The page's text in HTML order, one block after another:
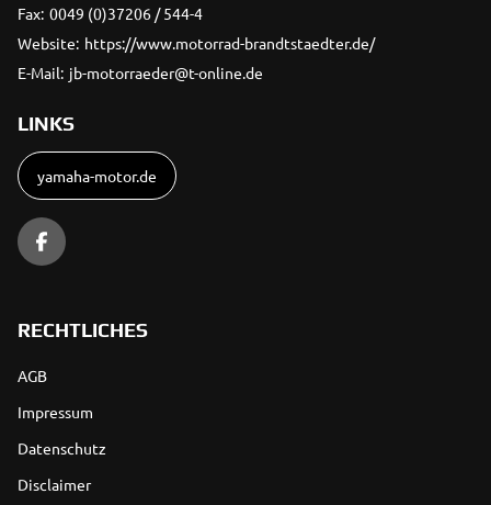
Fax: 0049 (0)37206 / 544-4
Website: https://www.motorrad-brandtstaedter.de/
E-Mail: jb-motorraeder@t-online.de
LINKS
yamaha-motor.de
RECHTLICHES
AGB
Impressum
Datenschutz
Disclaimer